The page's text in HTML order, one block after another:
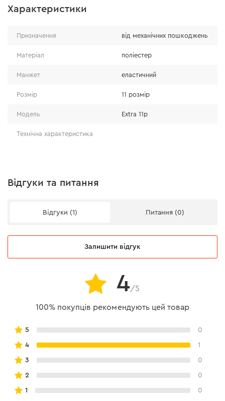
Рукавички виконані відповідно до вимог
європейського стандарту EN388.
Висока міцність
виконані з якісної бавовни з поліестером;
Комфорт
малюнок з полівінілхлориду на долоні.
Характеристики
Призначення від механічних пошкоджень
Матеріал поліестер
Манжет еластичний
Розмір 11 розмір
Модель Extra 11р
Технічна характеристика
Відгуки та питання
Відгуки (1) Питання (0)
Залишити відгук
4/5
100% покупців рекомендують цей товар
5 0
4 1
3 0
2 0
1 0